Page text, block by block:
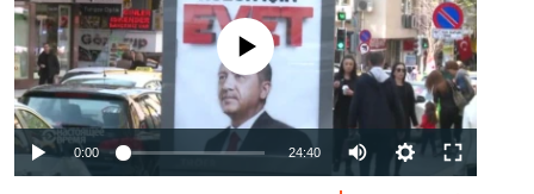
No media source currently available
0:00 24:40